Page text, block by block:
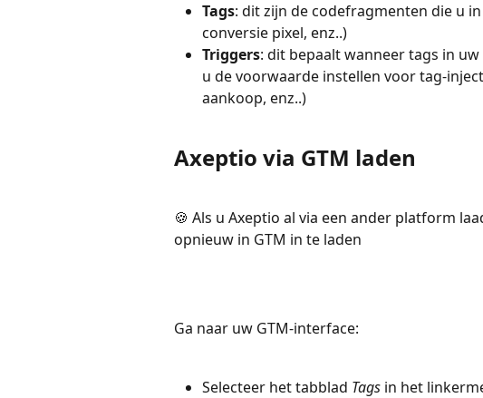
Tags: dit zijn de codefragmenten die u
conversie pixel, enz..)
Triggers: dit bepaalt wanneer tags in
u de voorwaarde instellen voor tag-
aankoop, enz..)
Axeptio via GTM laden
🍪 Als u Axeptio al via een ander platform
opnieuw in GTM in te laden
Ga naar uw GTM-interface:
Selecteer het tabblad Tags in het